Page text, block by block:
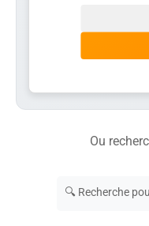
Ou
🔍 Recherche